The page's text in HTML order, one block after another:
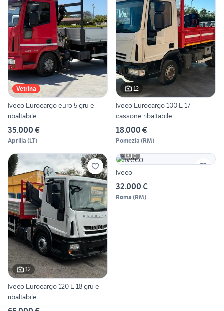
Vetrina
Iveco Eurocargo euro 5 gru e
ribaltabile
35.000 €
Aprilia (LT)
12
Iveco Eurocargo 100 E 17
cassone ribaltabile
18.000 €
Pomezia (RM)
12
Iveco Eurocargo 120 E 18 gru e
ribaltabile
6
Iveco
32.000 €
Roma (RM)